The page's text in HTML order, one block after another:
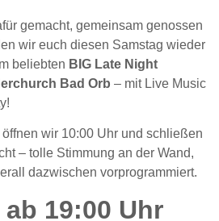
gemacht, gemeinsam genossen
wir euch diesen Samstag wieder
beliebten BIG Late Night
Bad Orb – mit Live Music
öffnen wir 10:00 Uhr und schließen
– tolle Stimmung an der Wand,
dazwischen vorprogrammiert.
19:00 Uhr